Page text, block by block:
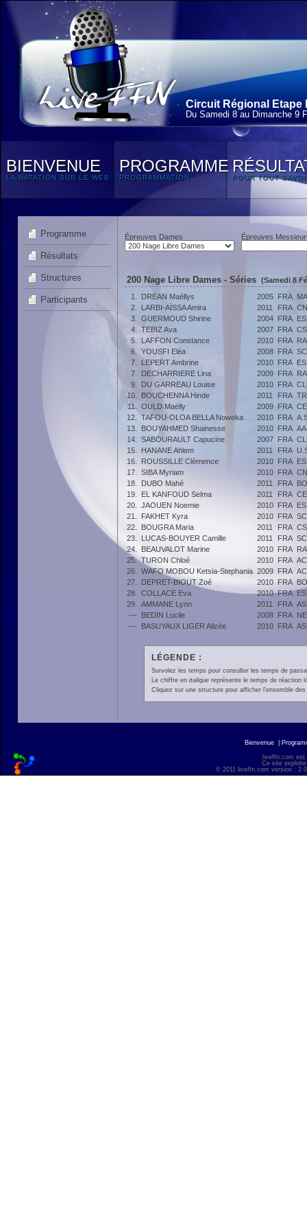
Circuit Régional Etape
Du Samedi 8 au Dimanche 9
BIENVENUE
LA NATATION SUR LE WEB
PROGRAMME
PROGRAMMATION POUR TOUT
Programme
Résultats
Structures
Participants
Épreuves Dames Épreuves
200 Nage Libre Dames - Séries (Samedi 8
1.
DREAN Maëllys 2005 FRA
2.
LARBI-AÏSSA Amira 2011 FRA
3.
GUERMOUD Shirine 2004 FRA
4.
TEBIZ Ava 2007 FRA
5.
LAFFON Constance 2010 FRA
6.
YOUSFI Eléa 2008 FRA
7.
LEPERT Ambrine 2010 FRA
7.
DECHARRIERE Lina 2009 FRA
9.
DU GARREAU Louise 2010 FRA
10.
BOUCHENNA Hinde 2011 FRA
11.
OULD Maëlly 2009 FRA
12.
TAFOU-OLOA BELLA Noweka 2010 FRA
13.
BOUYAHMED Shainesse 2010 FRA
14.
SABOURAULT Capucine 2007 FRA
15.
HANANE Ahlem 2011 FRA
16.
ROUSSILLE Clémence 2010 FRA
17.
SIBA Myriam 2010 FRA
18.
DUBO Mahé 2011 FRA
19.
EL KANFOUD Selma 2011 FRA
20.
JAOUEN Noemie 2010 FRA
21.
FAKHET Kyra 2010 FRA
22.
BOUGRA Maria 2011 FRA
23.
LUCAS-BOUYER Camille 2011 FRA
24.
BEAUVALOT Marine 2010 FRA
25. TURON Chloé 2010 FRA
26.
WAFO MOBOU Ketsia-Stephania 2009 FRA
27.
DEPRET-BIOUT Zoé 2010 FRA
28.
COLLACE Eva 2010 FRA
29.
AMMANE Lynn 2011 FRA
---
BEDIN Lucile 2008 FRA
---
BASUYAUX LIGER Alizée 2010 FRA
LÉGENDE :
Survolez les temps pour consulter les temps de
Le chiffre en italiquereprésente le temps de réaction
Cliquez sur une structure pour afficher l'ensemble
Bienvenue
liveffn.com est
Ce site
© 2011 liveffn.com version :